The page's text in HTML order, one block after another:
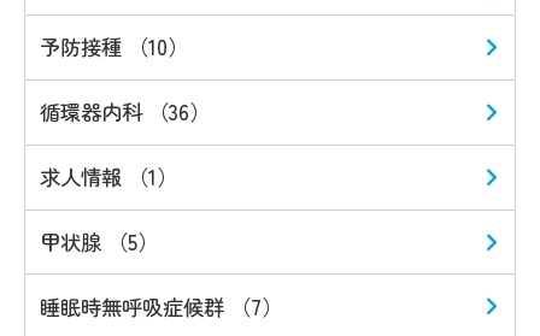
予防接種 （10）
循環器内科 （36）
求人情報 （1）
甲状腺 （5）
睡眠時無呼吸症候群 （7）